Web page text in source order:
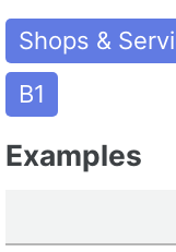
Shops &
B1
Examples